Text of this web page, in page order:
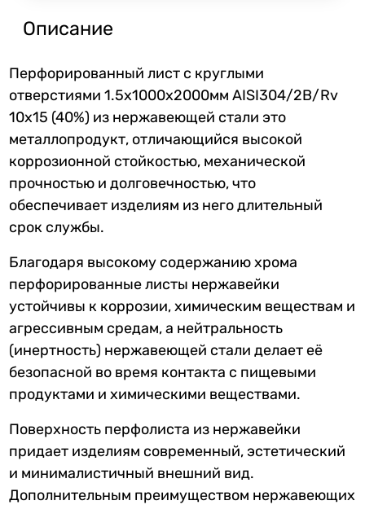
Описание
Перфорированный лист c круглыми
отверстиями 1.5х1000х2000мм AISI304/2B/Rv
10х15 (40%) из нержавеющей стали это
металлопродукт, отличающийся высокой
коррозионной стойкостью, механической
прочностью и долговечностью, что
обеспечивает изделиям из него длительный
срок службы.
Благодаря высокому содержанию хрома
перфорированные листы нержавейки
устойчивы к коррозии, химическим веществам и
агрессивным средам, а нейтральность
(инертность) нержавеющей стали делает её
безопасной во время контакта с пищевыми
продуктами и химическими веществами.
Поверхность перфолиста из нержавейки
придает изделиям современный, эстетический
и минималистичный внешний вид.
Дополнительным преимуществом нержавеющих